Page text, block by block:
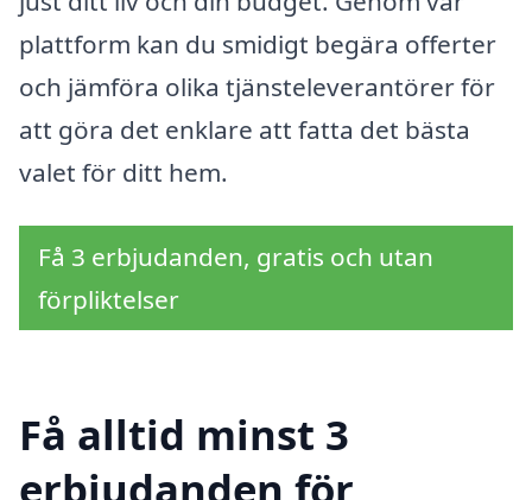
plattform kan du smidigt begära offerter
och jämföra olika tjänsteleverantörer för
att göra det enklare att fatta det bästa
valet för ditt hem.
Få 3 erbjudanden, gratis och utan
förpliktelser
Få alltid minst 3
erbjudanden för